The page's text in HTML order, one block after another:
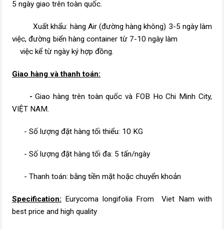
5 ngày giao trên toàn quốc.
Xuất khẩu: hàng Air (đường hàng không) 3-5 ngày làm
việc, đường biển hàng container từ 7-10 ngày làm
việc kể từ ngày ký hợp đồng.
Giao hàng và thanh toán:
- Giao hàng trên toàn quốc và FOB Ho Chi Minh City,
VIỆT NAM.
- Số lượng đặt hàng tối thiểu: 10 KG
- Số lượng đặt hàng tối đa: 5 tấn/ngày
- Thanh toán: bằng tiền mặt hoặc chuyển khoản
Specification: Eurycoma longifolia From Viet Nam with
best price and high quality